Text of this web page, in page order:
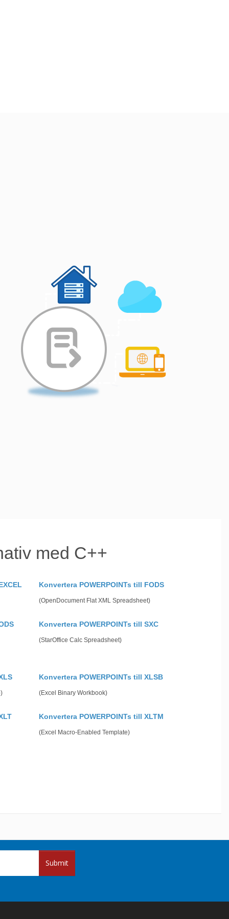
med C++
Konvertera POWERPOINTs till FODS
(OpenDocument Flat XML Spreadsheet)
Konvertera POWERPOINTs till SXC
(StarOffice Calc Spreadsheet)
Konvertera POWERPOINTs till XLSB
(Excel Binary Workbook)
Konvertera POWERPOINTs till XLTM
(Excel Macro-Enabled Template)
Submit